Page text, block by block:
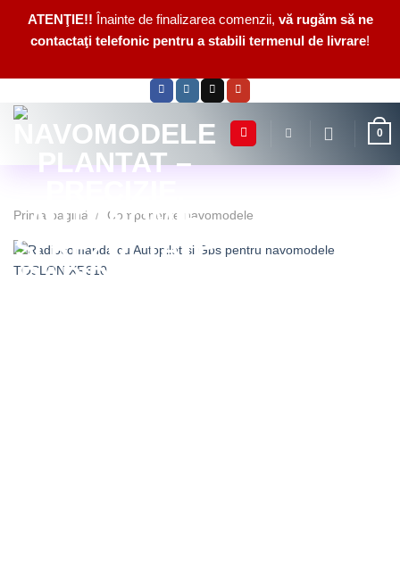
ATENŢIE!! Înainte de finalizarea comenzii, vă rugăm să ne
contactaţi telefonic pentru a stabili termenul de livrare!
0
Prima pagină / Componente navomodele